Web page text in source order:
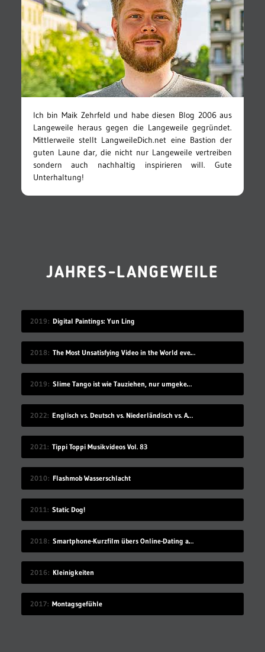
Ich bin Maik Zehrfeld und habe diesen Blog 2006 aus
Langeweile heraus gegen die Langeweile gegründet.
Mittlerweile stellt LangweileDich.net eine Bastion der
guten Laune dar, die nicht nur Langeweile vertreiben
sondern auch nachhaltig inspirieren will. Gute
Unterhaltung!
JAHRES-LANGEWEILE
2019 Digital Paintings: Yun Ling
2018 The Most Unsatisfying Video in the World ever made – part 2
2019 Slime Tango ist wie Tauziehen, nur umgekehrt
2022 Englisch vs. Deutsch vs. Niederländisch vs. Afrikaans
2021 Tippi Toppi Musikvideos Vol. 83
2010 Flashmob Wasserschlacht
2011 Static Dog!
2018 Smartphone-Kurzfilm übers Online-Dating auf Zugreise
2016 Kleinigkeiten
2017 Montagsgefühle